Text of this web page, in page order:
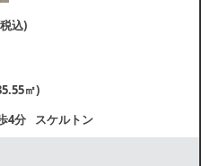
夜間の集客が期待できます。店
等、お気軽にお問合せくださ
込)
㎡)
4分 スケルトン